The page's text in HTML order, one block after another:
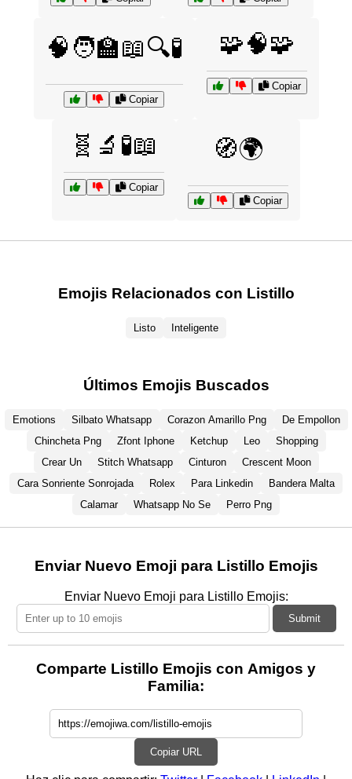
🧠🧑‍🏫📖🔍🧪
Copiar
🧩🧠🧩
Copiar
🧬🔬🧪📖
Copiar
🧭🌍
Copiar
Emojis Relacionados con Listillo
Listo Inteligente
Últimos Emojis Buscados
Emotions Silbato Whatsapp Corazon Amarillo Png
De Empollon
Chincheta Png
Zfont Iphone Ketchup Leo
Shopping
Crear Un
Stitch Whatsapp Cinturon
Crescent Moon
Cara Sonriente Sonrojada
Rolex Para Linkedin
Bandera Malta
Calamar
Whatsapp No Se Perro Png
Enviar Nuevo Emoji para Listillo Emojis
Enviar Nuevo Emoji para Listillo Emojis:
Submit
Comparte Listillo Emojis con Amigos y
Familia:
Copiar URL